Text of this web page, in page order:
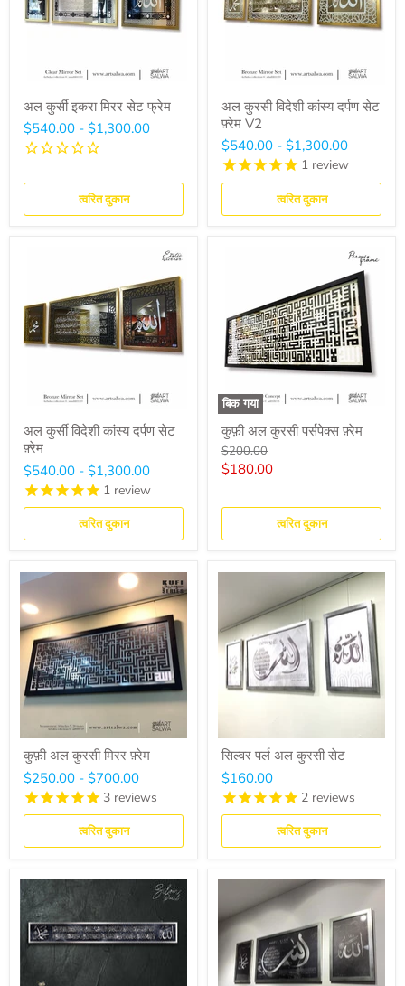
अल कुर्सी इकरा मिरर सेट फ्रेम
$540.00 - $1,300.00
त्वरित दुकान
अल कुरसी विदेशी कांस्य दर्पण सेट
फ़्रेम V2
$540.00 - $1,300.00
1 review
त्वरित दुकान
अल कुर्सी विदेशी कांस्य दर्पण सेट
फ़्रेम
$540.00 - $1,300.00
1 review
त्वरित दुकान
बिक गया
कुफ़ी अल कुरसी पर्सपेक्स फ़्रेम
मूल
कीमत
$200.00
मौजूदा
$180.00
त्वरित दुकान
कुफ़ी अल कुरसी मिरर फ़्रेम
$250.00 - $700.00
3 reviews
त्वरित दुकान
सिल्वर पर्ल अल कुरसी सेट
$160.00
2 reviews
त्वरित दुकान